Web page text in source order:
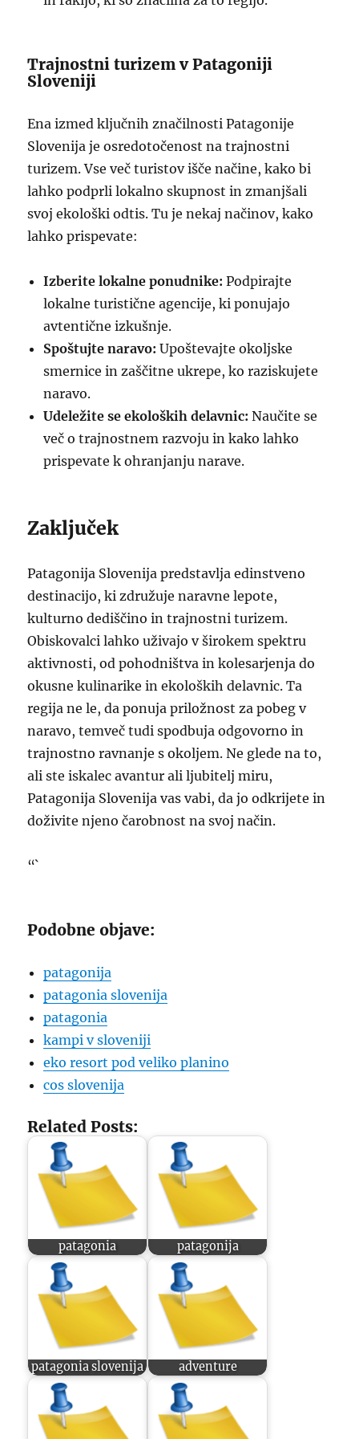
Trajnostni turizem v Patagoniji
Sloveniji
Ena izmed ključnih značilnosti Patagonije
Slovenija je osredotočenost na trajnostni
turizem. Vse več turistov išče načine, kako bi
lahko podprli lokalno skupnost in zmanjšali
svoj ekološki odtis. Tu je nekaj načinov, kako
lahko prispevate:
Izberite lokalne ponudnike: Podpirajte
lokalne turistične agencije, ki ponujajo
avtentične izkušnje.
Spoštujte naravo: Upoštevajte okoljske
smernice in zaščitne ukrepe, ko raziskujete
naravo.
Udeležite se ekoloških delavnic: Naučite se
več o trajnostnem razvoju in kako lahko
prispevate k ohranjanju narave.
Zaključek
Patagonija Slovenija predstavlja edinstveno
destinacijo, ki združuje naravne lepote,
kulturno dediščino in trajnostni turizem.
Obiskovalci lahko uživajo v širokem spektru
aktivnosti, od pohodništva in kolesarjenja do
okusne kulinarike in ekoloških delavnic. Ta
regija ne le, da ponuja priložnost za pobeg v
naravo, temveč tudi spodbuja odgovorno in
trajnostno ravnanje s okoljem. Ne glede na to,
ali ste iskalec avantur ali ljubitelj miru,
Patagonija Slovenija vas vabi, da jo odkrijete in
doživite njeno čarobnost na svoj način.
“`
Podobne objave:
patagonija
patagonia slovenija
patagonia
kampi v sloveniji
eko resort pod veliko planino
cos slovenija
Related Posts:
patagonia patagonija
patagonia slovenija adventure